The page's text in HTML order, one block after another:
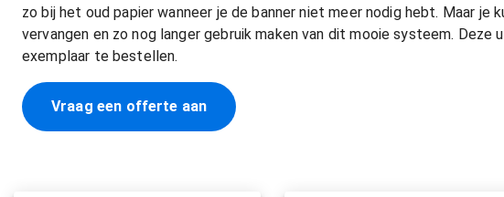
zo bij het oud papier wanneer je de banner niet meer nodig hebt. Maar je
vervangen en zo nog langer gebruik maken van dit mooie systeem. Deze
exemplaar te bestellen.
Vraag een offerte aan